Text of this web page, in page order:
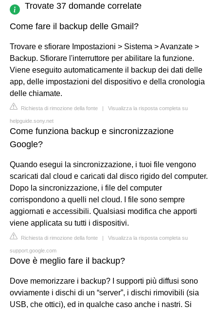
Trovate 37 domande correlate
Come fare il backup delle Gmail?
Trovare e sfiorare Impostazioni > Sistema > Avanzate >
Backup. Sfiorare l'interruttore per abilitare la funzione.
Viene eseguito automaticamente il backup dei dati delle
app, delle impostazioni del dispositivo e della cronologia
delle chiamate.
Richiesta di rimozione della fonte | Visualizza la risposta completa su
helpguide.sony.net
Come funziona backup e sincronizzazione
Google?
Quando esegui la sincronizzazione, i tuoi file vengono
scaricati dal cloud e caricati dal disco rigido del computer.
Dopo la sincronizzazione, i file del computer
corrispondono a quelli nel cloud. I file sono sempre
aggiornati e accessibili. Qualsiasi modifica che apporti
viene applicata su tutti i dispositivi.
Richiesta di rimozione della fonte | Visualizza la risposta completa su
support.google.com
Dove è meglio fare il backup?
Dove memorizzare i backup? I supporti più diffusi sono
ovviamente i dischi di un “server”, i dischi rimovibili (sia
USB, che ottici), ed in qualche caso anche i nastri. Si